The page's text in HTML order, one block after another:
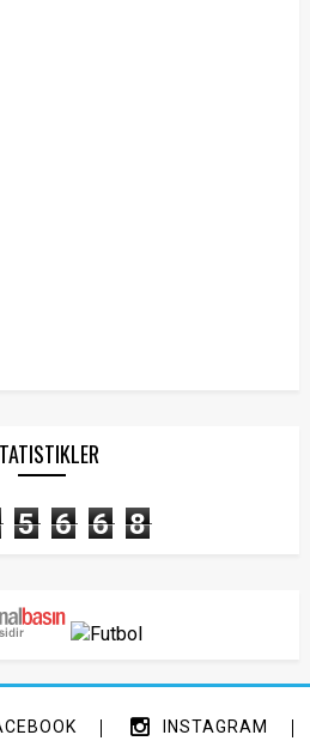
5 6 6 8
INSTAGRAM